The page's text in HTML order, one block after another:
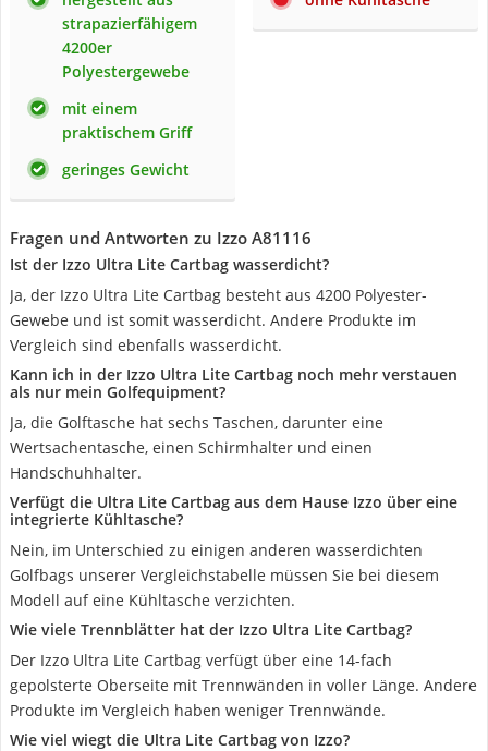
strapazierfähigem
4200er
Polyestergewebe
mit einem
praktischem Griff
geringes Gewicht
Fragen und Antworten zu Izzo A81116
Ist der Izzo Ultra Lite Cartbag wasserdicht?
Ja, der Izzo Ultra Lite Cartbag besteht aus 4200 Polyester-
Gewebe und ist somit wasserdicht. Andere Produkte im
Vergleich sind ebenfalls wasserdicht.
Kann ich in der Izzo Ultra Lite Cartbag noch mehr verstauen
als nur mein Golfequipment?
Ja, die Golftasche hat sechs Taschen, darunter eine
Wertsachentasche, einen Schirmhalter und einen
Handschuhhalter.
Verfügt die Ultra Lite Cartbag aus dem Hause Izzo über eine
integrierte Kühltasche?
Nein, im Unterschied zu einigen anderen wasserdichten
Golfbags unserer Vergleichstabelle müssen Sie bei diesem
Modell auf eine Kühltasche verzichten.
Wie viele Trennblätter hat der Izzo Ultra Lite Cartbag?
Der Izzo Ultra Lite Cartbag verfügt über eine 14-fach
gepolsterte Oberseite mit Trennwänden in voller Länge. Andere
Produkte im Vergleich haben weniger Trennwände.
Wie viel wiegt die Ultra Lite Cartbag von Izzo?